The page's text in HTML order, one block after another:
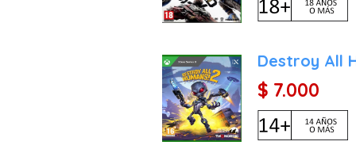
Destroy All
$ 7.000